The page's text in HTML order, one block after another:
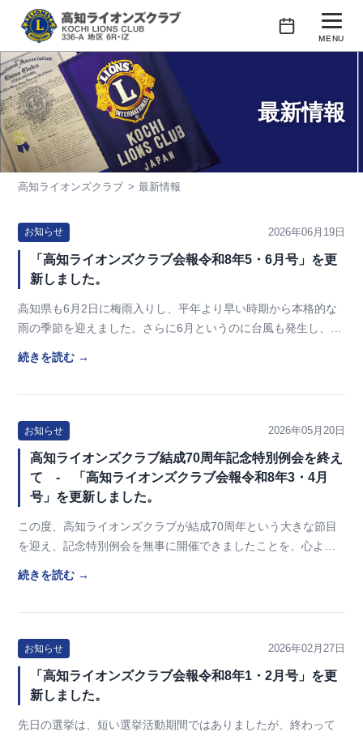
テ
ン
ツ
へ
ス
MENU
行事予定
クラブの紹介
会長あいさつ
活動紹介
会員紹介
最新情報
高知ライオンズクラブ 最新情報
お知らせ 2026年06月19日
「高知ライオンズクラブ会報令和8年5・6月号」を更
新しました。
高知県も6月2日に梅雨入りし、平年より早い時期から本格的な
雨の季節を迎えました。さらに6月というのに台風も発生し、近
続きを読む →
お知らせ 2026年05月20日
高知ライオンズクラブ結成70周年記念特別例会を終え
て - 「高知ライオンズクラブ会報令和8年3・4月
号」を更新しました。
この度、高知ライオンズクラブが結成70周年という大きな節目
を迎え、記念特別例会を無事に開催できましたことを、心より
続きを読む →
お知らせ 2026年02月27日
「高知ライオンズクラブ会報令和8年1・2月号」を更
新しました。
先日の選挙は、短い選挙活動期間ではありましたが、終わって